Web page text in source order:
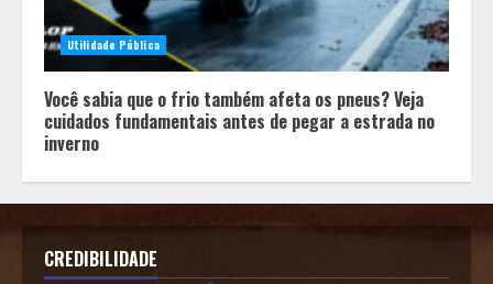
Utilidade Pública
Você sabia que o frio também afeta os pneus? Veja
cuidados fundamentais antes de pegar a estrada no
inverno
CREDIBILIDADE